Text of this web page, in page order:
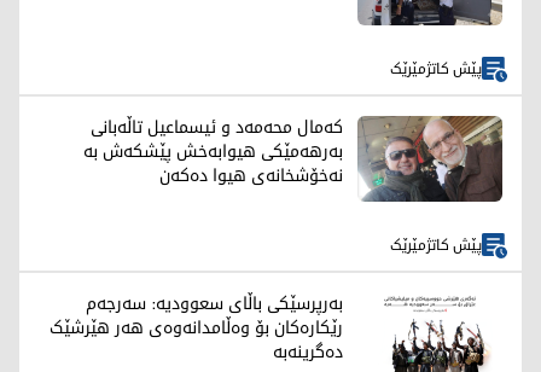
پێش کاتژمێرێک
کەمال محەمەد و ئیسماعیل تاڵەبانی
بەرهەمێکی هیوابەخش پێشکەش بە
نەخۆشخانەی هیوا دەکەن
پێش کاتژمێرێک
بەرپرسێکی باڵای سعوودیە: سەرجەم
رێکارەکان بۆ وەڵامدانەوەی هەر هێرشێک
دەگرینەبە